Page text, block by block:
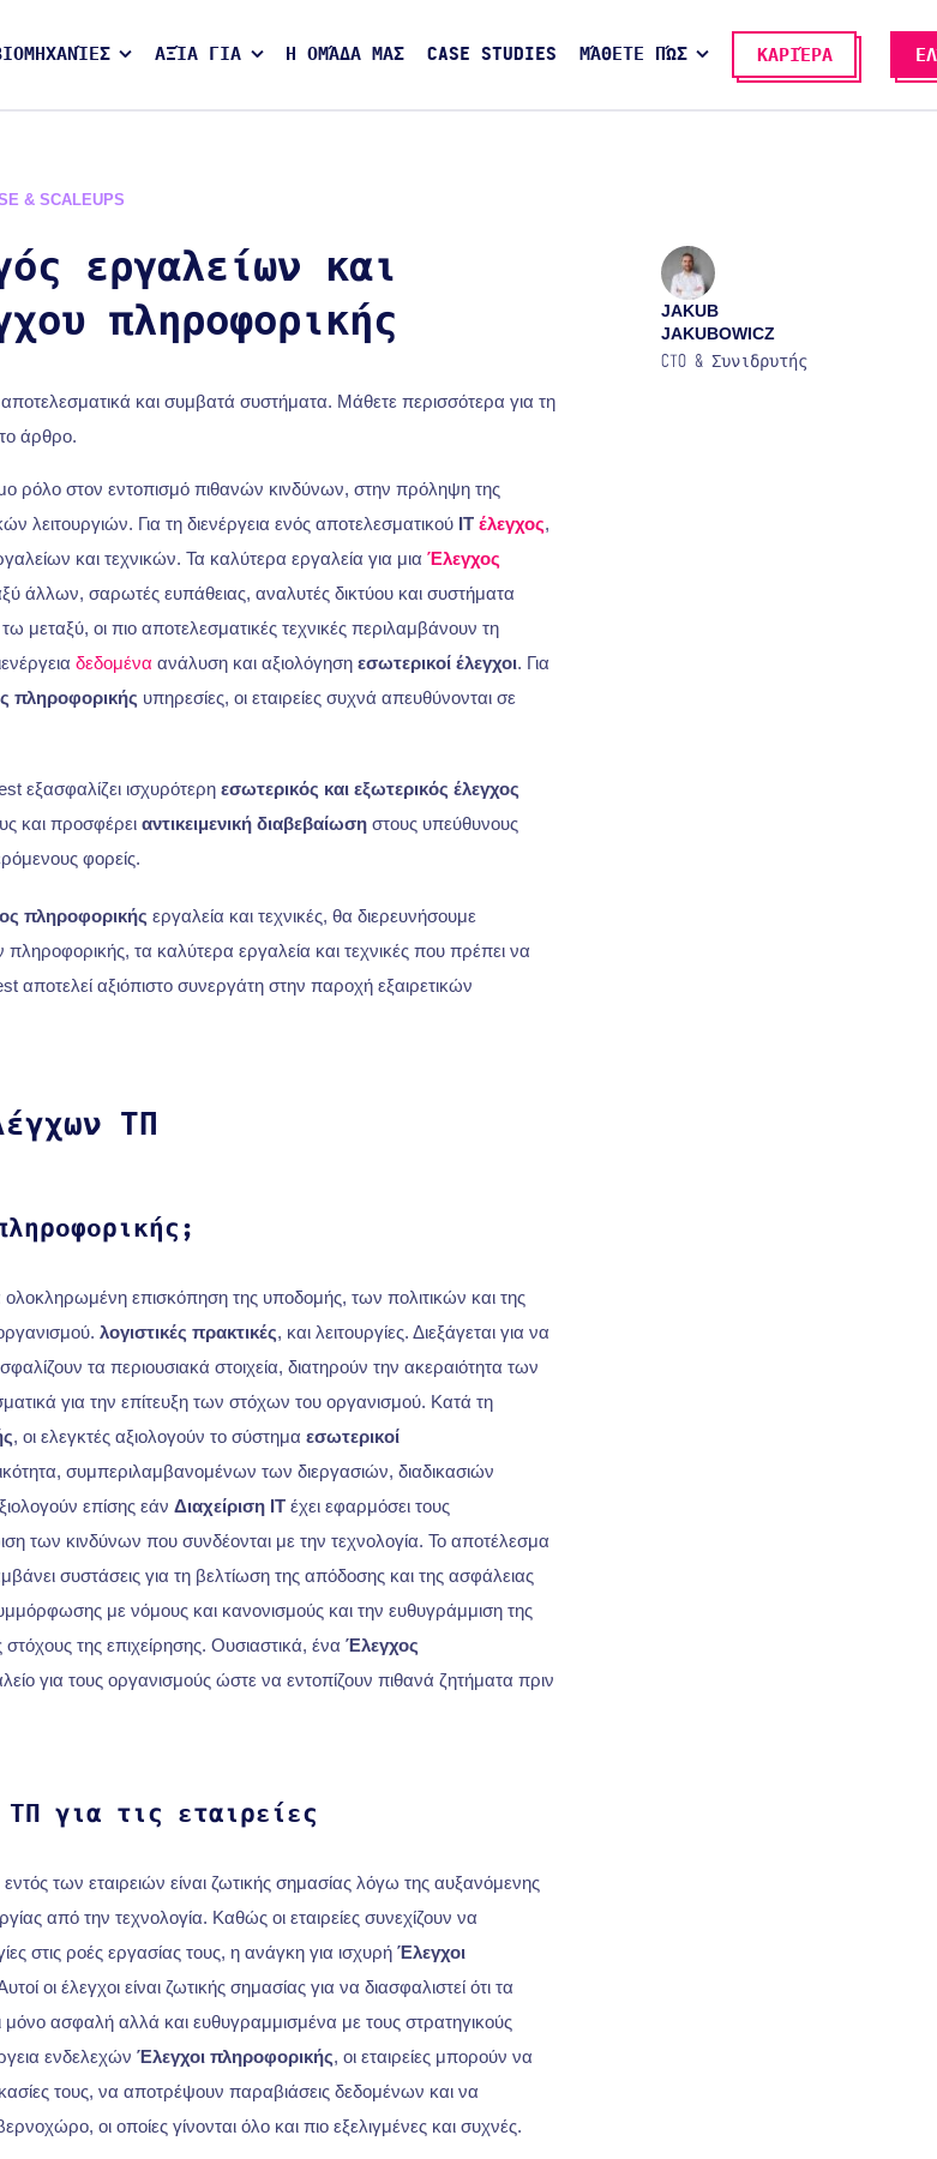
ΑΞΊΑ ΓΙΑ Η ΟΜΆΔΑ ΜΑΣ CASE STUDIES ΜΆΘΕΤΕ ΠΏΣ ΚΑΡΙΈΡΑ
& SCALEUPS
εργαλείων και
πληροφορικής
JAKUB
JAKUBOWICZ
CTO & Συνιδρυτής
και συμβατά συστήματα. Μάθετε περισσότερα για τη
άρθρο.
ρόλο στον εντοπισμό πιθανών κινδύνων, στην πρόληψη της
λειτουργιών. Για τη διενέργεια ενός αποτελεσματικού IT έλεγχος,
και τεχνικών. Τα καλύτερα εργαλεία για μια Έλεγχος
άλλων, σαρωτές ευπάθειας, αναλυτές δικτύου και συστήματα
μεταξύ, οι πιο αποτελεσματικές τεχνικές περιλαμβάνουν τη
δεδομένα ανάλυση και αξιολόγηση εσωτερικοί έλεγχοι. Για
πληροφορικής υπηρεσίες, οι εταιρείες συχνά απευθύνονται σε
εξασφαλίζει ισχυρότερη εσωτερικός και εξωτερικός έλεγχος
και προσφέρει αντικειμενική διαβεβαίωσηστους υπεύθυνους
φορείς.
πληροφορικής εργαλεία και τεχνικές, θα διερευνήσουμε
τα καλύτερα εργαλεία και τεχνικές που πρέπει να
αποτελεί αξιόπιστο συνεργάτη στην παροχή εξαιρετικών
ΤΠ
ολοκληρωμένη επισκόπηση της υποδομής, των πολιτικών και της
λογιστικές πρακτικές, και λειτουργίες. Διεξάγεται για να
τα περιουσιακά στοιχεία, διατηρούν την ακεραιότητα των
για την επίτευξη των στόχων του οργανισμού. Κατά τη
, οι ελεγκτές αξιολογούν το σύστημα εσωτερικοί
συμπεριλαμβανομένων των διεργασιών, διαδικασιών
επίσης εάν Διαχείριση ITέχει εφαρμόσει τους
των κινδύνων που συνδέονται με την τεχνολογία. Το αποτέλεσμα
συστάσεις για τη βελτίωση της απόδοσης και της ασφάλειας
με νόμους και κανονισμούς και την ευθυγράμμιση της
της επιχείρησης. Ουσιαστικά, ένα Έλεγχος
για τους οργανισμούς ώστε να εντοπίζουν πιθανά ζητήματα πριν
για τις εταιρείες
εντός των εταιρειών είναι ζωτικής σημασίας λόγω της αυξανόμενης
από την τεχνολογία. Καθώς οι εταιρείες συνεχίζουν να
στις ροές εργασίας τους, η ανάγκη για ισχυρή Έλεγχοι
οι έλεγχοι είναι ζωτικής σημασίας για να διασφαλιστεί ότι τα
μόνο ασφαλή αλλά και ευθυγραμμισμένα με τους στρατηγικούς
ενδελεχών Έλεγχοι πληροφορικής, οι εταιρείες μπορούν να
τους, να αποτρέψουν παραβιάσεις δεδομένων και να
οι οποίες γίνονται όλο και πιο εξελιγμένες και συχνές.